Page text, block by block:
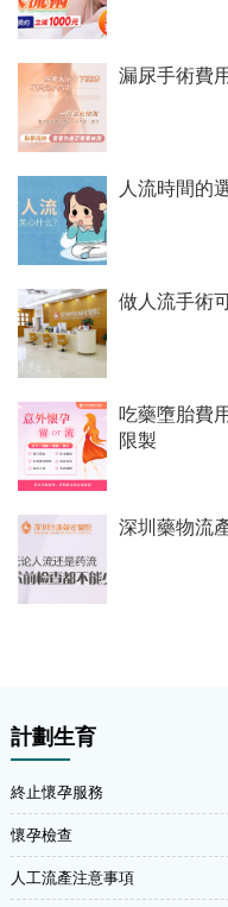
漏尿手術費
人流時間的
做人流手術
吃藥墮胎費
限製
深圳藥物流
計劃生育
終止懷孕服務
懷孕檢查
人工流產注意事項